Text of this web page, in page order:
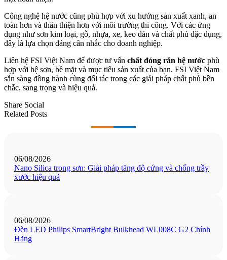
Công nghệ hệ nước cũng phù hợp với xu hướng sản xuất xanh, an
toàn hơn và thân thiện hơn với môi trường thi công. Với các ứng
dụng như sơn kim loại, gỗ, nhựa, xe, keo dán và chất phủ đặc dụng,
đây là lựa chọn đáng cân nhắc cho doanh nghiệp.
Liên hệ FSI Việt Nam để được tư vấn chất đóng rắn hệ nước phù
hợp với hệ sơn, bề mặt và mục tiêu sản xuất của bạn. FSI Việt Nam
sẵn sàng đồng hành cùng đối tác trong các giải pháp chất phủ bền
chắc, sang trọng và hiệu quả.
Share Social
Related Posts
Nano Silica trong sơn: Giải pháp tăng độ cứng và chống trầy
xước hiệu quả
06/08/2026
Đèn LED Philips SmartBright Bulkhead WL008C G2 Chính
Hãng
06/08/2026